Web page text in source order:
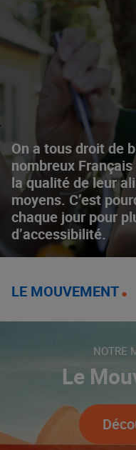
On a tous droit de
nombreux
la qualité de leur
moyens. C’est
chaque jour pour
d’accessibilité.
LE MOUVEMENT
NOTRE
Le